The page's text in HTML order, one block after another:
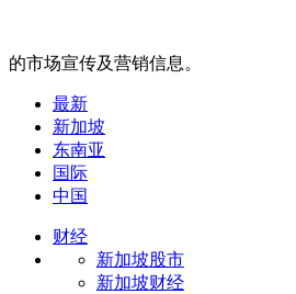
的市场宣传及营销信息。
最新
新加坡
东南亚
国际
中国
财经
新加坡股市
新加坡财经